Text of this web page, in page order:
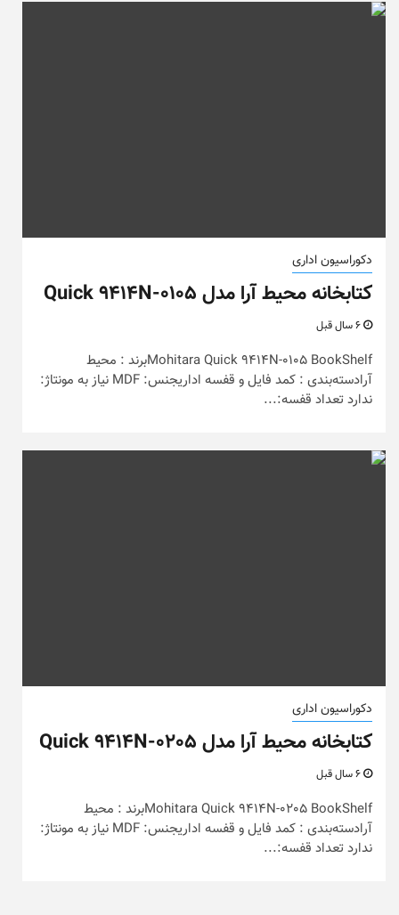
دکوراسیون اداری
کتابخانه محیط آرا مدل Quick 9414N-0105
Mohitara Quick 9414N-0105 BookShelfبرند : محیط
آرادسته‌بندی : کمد فایل و قفسه اداریجنس: MDF نیاز به مونتاژ:
ندارد تعداد قفسه:...
دکوراسیون اداری
کتابخانه محیط آرا مدل Quick 9414N-0205
Mohitara Quick 9414N-0205 BookShelfبرند : محیط
آرادسته‌بندی : کمد فایل و قفسه اداریجنس: MDF نیاز به مونتاژ:
ندارد تعداد قفسه:...